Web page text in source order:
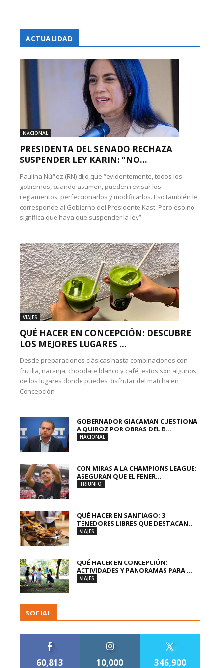
ACTUALIDAD
NACIONAL
PRESIDENTA DEL SENADO RECHAZA
SUSPENDER LEY KARIN: “NO...
Paulina Núñez (RN) dijo que “evidentemente, todos los
gobiernos, cuando asumen, pueden revisar los
reglamentos, perfeccionarlos y modificarlos. Eso también le
corresponde al Gobierno del Presidente Kast. Pero eso no
significa que haya que suspender la ley”.
VIAJES
QUÉ HACER EN CONCEPCIÓN: DESCUBRE
LOS MEJORES LUGARES ...
Desde preparaciones clásicas hasta combinaciones con
frutilla, naranja, chocolate blanco y café, estos son algunos
de los lugares donde puedes disfrutar del matcha en
Concepción.
GOBERNADOR GIACAMAN CUESTIONA
A QUIROZ POR OBRAS DEL B...
NACIONAL
CON MIRAS A LA CHAMPIONS LEAGUE:
ASEGURAN QUE EL FENER...
TRIUNFO
QUÉ HACER EN SANTIAGO: 3
TENEDORES LIBRES QUE DESTACAN...
VIAJES
QUÉ HACER EN CONCEPCIÓN:
ACTIVIDADES Y PANORAMAS PARA ...
VIAJES
SOCIAL
60,813 10,000 346,900